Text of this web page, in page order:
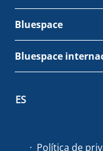
Bluespace
Bluespace
Política de
ES